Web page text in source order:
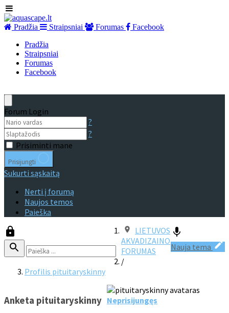
Pradžia Straipsniai Forumas
Facebook
Pradžia
Straipsniai
Forumas
Facebook
Forum Login
?
?
Prisiminti mane
Prisijungti
Sukurti sąskaitą
Nerti į forumą
Naujos temos
Paieška
Nauja tema
LIETUVOS
AKVADIZAINO
FORUMAS
/
Profilis pituitaryskinny
Anketa pituitaryskinny Neprisijungęs